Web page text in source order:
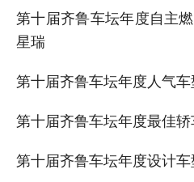
第十届齐鲁车坛年度自主
星瑞
第十届齐鲁车坛年度人气
第十届齐鲁车坛年度最佳
第十届齐鲁车坛年度设计